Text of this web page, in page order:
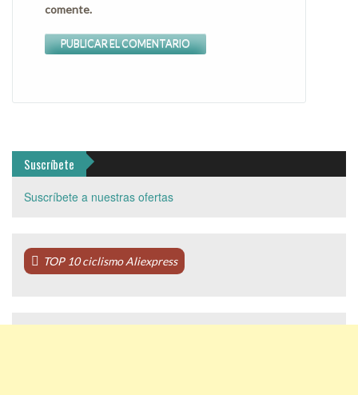
comente.
Suscríbete
Suscríbete a nuestras ofertas
TOP 10 ciclismo Aliexpress